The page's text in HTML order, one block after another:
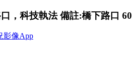
，科技執法 備註:橋下路口 60
影像App